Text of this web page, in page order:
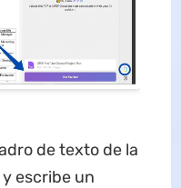
de texto de la
escribe un